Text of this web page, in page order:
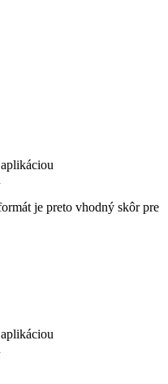
je preto vhodný skôr pre